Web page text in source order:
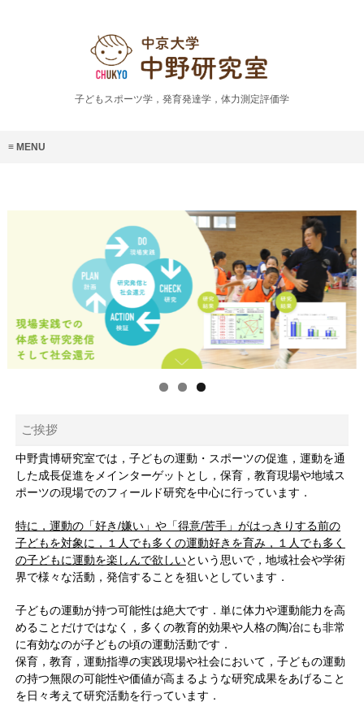
子どもスポーツ学，発育発達学，体力測定評価学
MENU
ご挨拶
中野貴博研究室では，子どもの運動・スポーツの促進，運動を通
した成長促進をメインターゲットとし，保育，教育現場や地域ス
ポーツの現場でのフィールド研究を中心に行っています．
特に，運動の「好き/嫌い」や「得意/苦手」がはっきりする前の
子どもを対象に，１人でも多くの運動好きを育み，１人でも多く
の子どもに運動を楽しんで欲しいという思いで，地域社会や学術
界で様々な活動，発信することを狙いとしています．
子どもの運動が持つ可能性は絶大です．単に体力や運動能力を高
めることだけではなく，多くの教育的効果や人格の陶冶にも非常
に有効なのが子どもの頃の運動活動です．
保育，教育，運動指導の実践現場や社会において，子どもの運動
の持つ無限の可能性や価値が高まるような研究成果をあげること
を日々考えて研究活動を行っています．